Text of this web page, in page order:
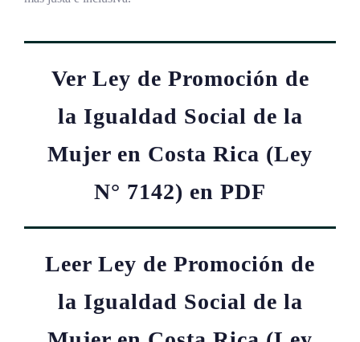
Ver Ley de Promoción de
la Igualdad Social de la
Mujer en Costa Rica (Ley
N° 7142) en PDF
Leer Ley de Promoción de
la Igualdad Social de la